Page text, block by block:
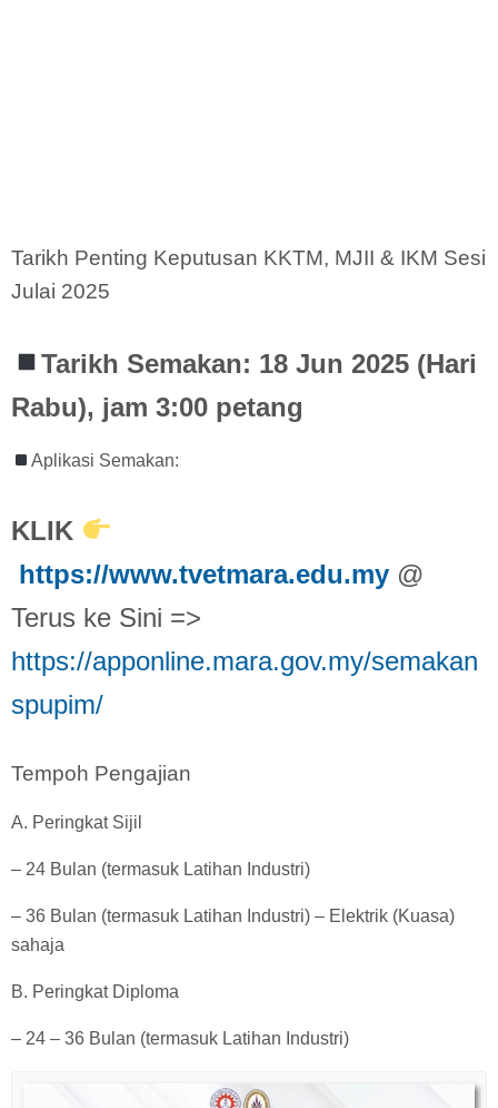
Tarikh Penting Keputusan KKTM, MJII & IKM Sesi
Julai 2025
Tarikh Semakan: 18 Jun 2025 (Hari
Rabu), jam 3:00 petang
Aplikasi Semakan:
KLIK
https://www.tvetmara.edu.my @
Terus ke Sini =>
https://apponline.mara.gov.my/semakan
spupim/
Tempoh Pengajian
A. Peringkat Sijil
– 24 Bulan (termasuk Latihan Industri)
– 36 Bulan (termasuk Latihan Industri) – Elektrik (Kuasa)
sahaja
B. Peringkat Diploma
– 24 – 36 Bulan (termasuk Latihan Industri)